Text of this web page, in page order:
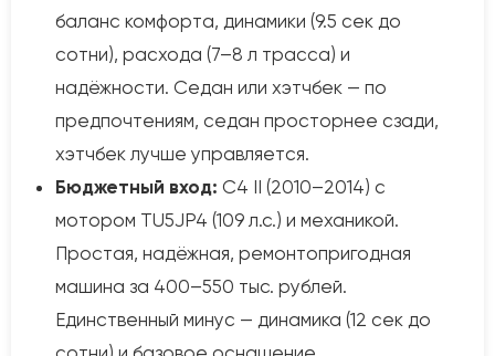
баланс комфорта, динамики (9.5 сек до
сотни), расхода (7–8 л трасса) и
надёжности. Седан или хэтчбек — по
предпочтениям, седан просторнее сзади,
хэтчбек лучше управляется.
Бюджетный вход: C4 II (2010–2014) с
мотором TU5JP4 (109 л.с.) и механикой.
Простая, надёжная, ремонтопригодная
машина за 400–550 тыс. рублей.
Единственный минус — динамика (12 сек до